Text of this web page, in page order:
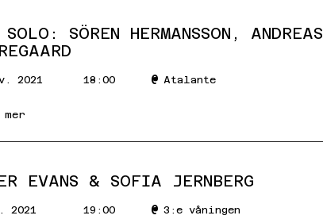
SÖREN HERMANSSON, ANDREAS
2021 18:00 @ Atalante
EVANS & SOFIA JERNBERG
2021 19:00 @ 3:e våningen